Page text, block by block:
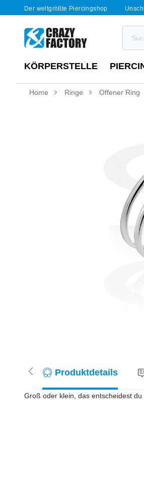
Der weltgrößte Piercingshop
KÖRPERSTELLE
Home Ringe Offener Ring
Produktdetails
Groß oder klein, das entscheidest